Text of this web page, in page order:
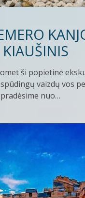
ši popietinė
vaizdų vos
nuo…